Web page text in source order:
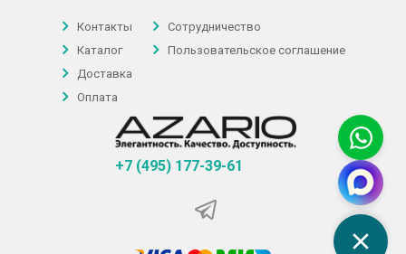
Контакты
Каталог
Доставка
Оплата
Сотрудничество
Пользовательское соглашение
+7 (495) 177-39-61